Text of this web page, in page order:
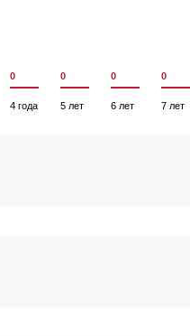
0
4 года
0
5 лет
0
6 лет
0
7 лет